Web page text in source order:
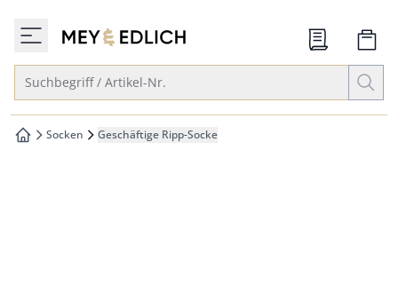
springen
springen
zur Startseite
Suchbegriff / Artikel-Nr.
zur Startseite
Socken Geschäftige Ripp-Socke